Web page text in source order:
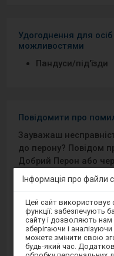
Удогоднення для
можливостями
Пандуси/під′їзди
Повідомити про
Зауважаш
до перону? Повідом
Добрий Перон або
Android/iOS.
Інформація про файли
Увага,
ви
перебуваєте
модальному
вікні.
Щоб
Цей сайт
функції: забезпечують
сайту і дозволяють
зберігаючи і
можете змінити свою
будь-який час.